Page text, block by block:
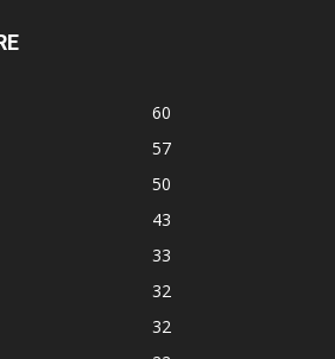
60
57
50
43
33
32
32